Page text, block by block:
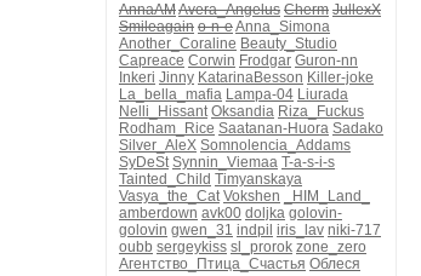
AnnaAMAvera_Angelus Cherm JullexX
Smileagain o-n-eAnna_Simona
Another_Coraline Beauty_Studio
Capreace Corwin Frodgar Guron-nn
Inkeri Jinny KatarinaBesson Killer-joke
La_bella_mafia Lampa-04 Liurada
Nelli_Hissant Oksandia Riza_Fuckus
Rodham_Rice Saatanan-Huora Sadako
Silver_AleX Somnolencia_Addams
SyDeSt Synnin_Viemaa T-a-s-i-s
Tainted_Child Timyanskaya
Vasya_the_Cat Vokshen
_HIM_Land_
amberdown avk00 doljka golovin-
golovin gwen_31 indpil iris_lav niki-717
oubb sergeykiss sl_prorok zone_zero
Агентство_Птица_Счастья Облеся